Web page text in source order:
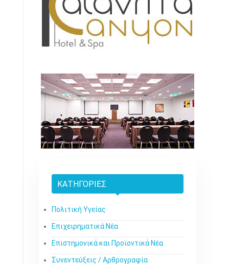
ΚΑΤΗΓΟΡΊΕΣ
Πολιτική Υγείας
Επιχειρηματικά Νέα
Επιστημονικά και Προϊοντικά Νέα
Συνεντεύξεις / Αρθρογραφία